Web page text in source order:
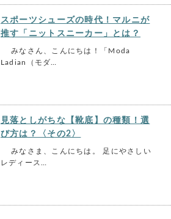
スポーツシューズの時代！マルニが
推す「ニットスニーカー」とは？
みなさん、こんにちは！「Moda
Ladian（モダ…
見落としがちな【靴底】の種類！選
び方は？〈その2〉
みなさま、こんにちは。 足にやさしい
レディース…